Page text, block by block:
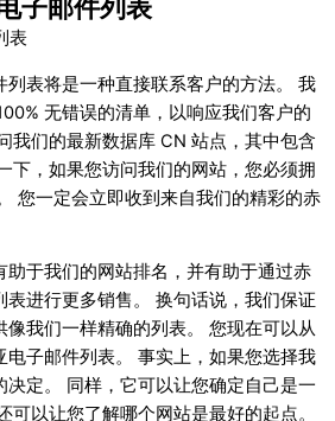
子邮件列表
列表将是一种直接联系客户的方法。 我
无错误的清单，以响应我们客户的
我们的最新数据库 CN 站点，其中包含
下，如果您访问我们的网站，您必须拥
您一定会立即收到来自我们的精彩的赤
助于我们的网站排名，并有助于通过赤
进行更多销售。 换句话说，我们保证
我们一样精确的列表。 您现在可以从
电子邮件列表。 事实上，如果您选择我
定。 同样，它可以让您确定自己是一
可以让您了解哪个网站是最好的起点。